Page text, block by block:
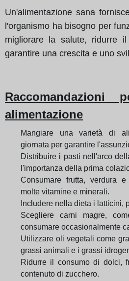
Un'alimentazione sana
l'organismo ha bisogno per
migliorare la salute, ridurre
garantire una crescita e uno
Raccomandazioni
alimentazione
Mangiare una varietà di
giornata per garantire
Distribuire i pasti nell'arco
l'importanza della prima
Consumare frutta, verdura
molte vitamine e minerali.
Includere nella dieta i latticini,
Scegliere carni magre,
consumare occasionalmente
Utilizzare oli vegetali come
grassi animali e i grassi
Ridurre il consumo di dolci,
contenuto di zucchero.